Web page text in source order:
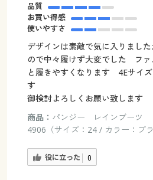
品質
お買い得感
使いやすさ
デザインは素敵で気に入りまし
ので中々履けず大変でした ファ
と履きやすくなります 4Eサイ
す
御検討よろしくお願い致します
商品： パンジー レインブーツ
4906（サイズ：24 / カラー：ブラ
役に立った 0